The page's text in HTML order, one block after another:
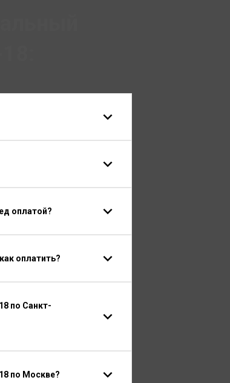
оплатой?
оплатить?
по Санкт-
по Москве?